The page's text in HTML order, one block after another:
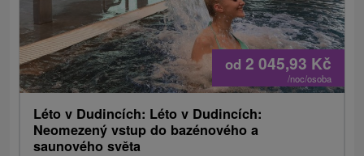
od 2 045,93 Kč
/noc/osoba
Léto v Dudincích: Léto v Dudincích:
Neomezený vstup do bazénového a
saunového světa